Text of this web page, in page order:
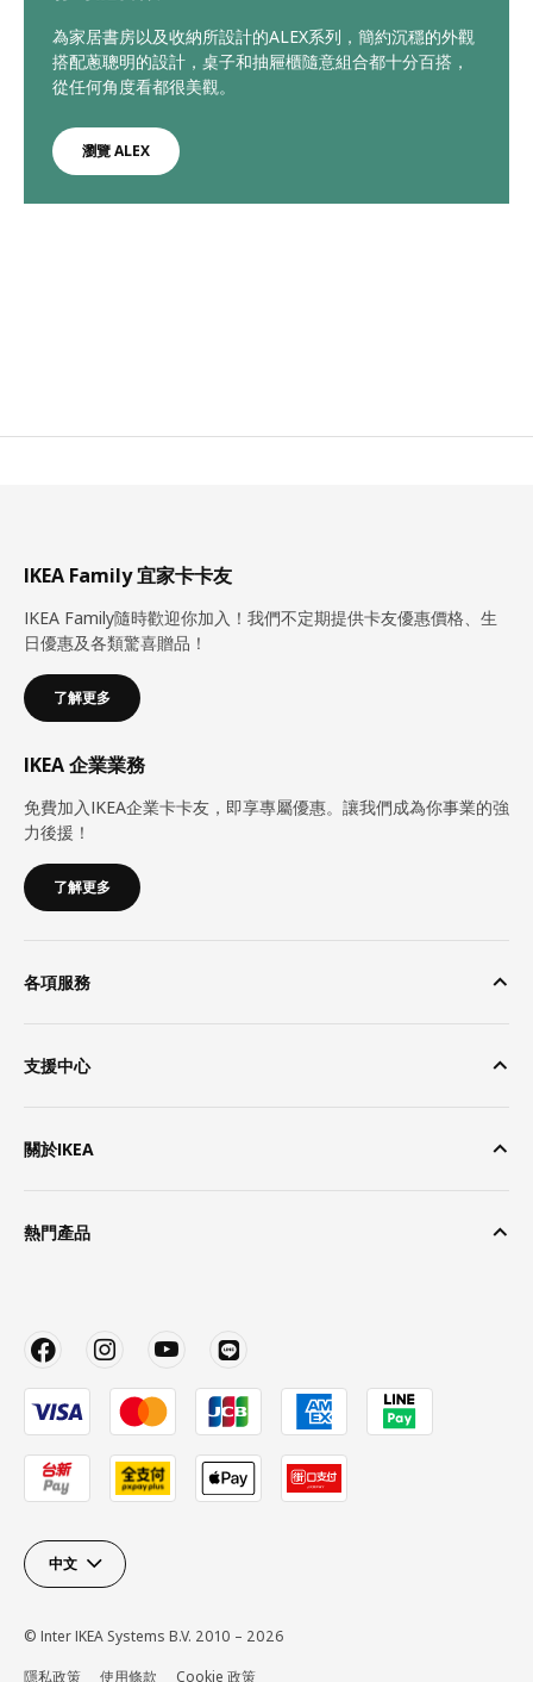
為家居書房以及收納所設計的ALEX系列，簡約沉穩的外觀
搭配蔥聰明的設計，桌子和抽屜櫃隨意組合都十分百搭，
從任何角度看都很美觀。
瀏覽 ALEX
IKEA Family 宜家卡卡友
IKEA Family隨時歡迎你加入！我們不定期提供卡友優惠價格、生
日優惠及各類驚喜贈品！
了解更多
IKEA 企業業務
免費加入IKEA企業卡卡友，即享專屬優惠。讓我們成為你事業的強
力後援！
了解更多
各項服務
支援中心
關於IKEA
熱門產品
中文
© Inter IKEA Systems B.V. 2010 – 2026
隱私政策
使用條款 Cookie 政策